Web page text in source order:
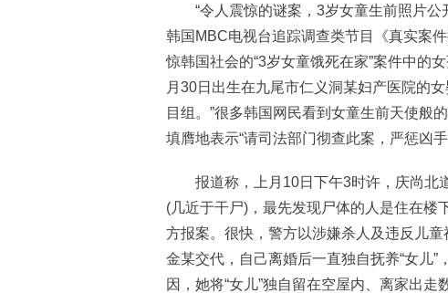
“令人震惊的谜案，3岁女童生前照片公
韩国MBC电视台追踪调查类节目《真实案
惊韩国社会的“3岁女童饿死在家”案件中的
月30日出生在九尾市仁义洞某妇产医院的
目组。”很多韩国网民看到女童生前天使般
填膺地表示“请司法部门彻查此案，严惩凶手
报道称，上月10日下午3时许，庆尚北
(几近于干尸)，最先发现尸体的人是住在楼
方报案。很快，警方以涉嫌杀人及违反儿
金某交代，自己离婚后一直独自抚养“女儿
因，她将“女儿”独自留在空屋内、离家出